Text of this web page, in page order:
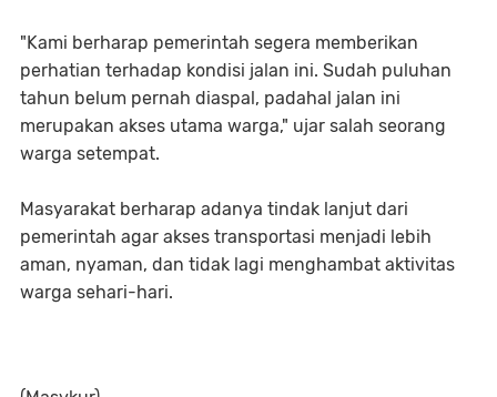
"Kami berharap pemerintah segera memberikan
perhatian terhadap kondisi jalan ini. Sudah puluhan
tahun belum pernah diaspal, padahal jalan ini
merupakan akses utama warga," ujar salah seorang
warga setempat.
Masyarakat berharap adanya tindak lanjut dari
pemerintah agar akses transportasi menjadi lebih
aman, nyaman, dan tidak lagi menghambat aktivitas
warga sehari-hari.